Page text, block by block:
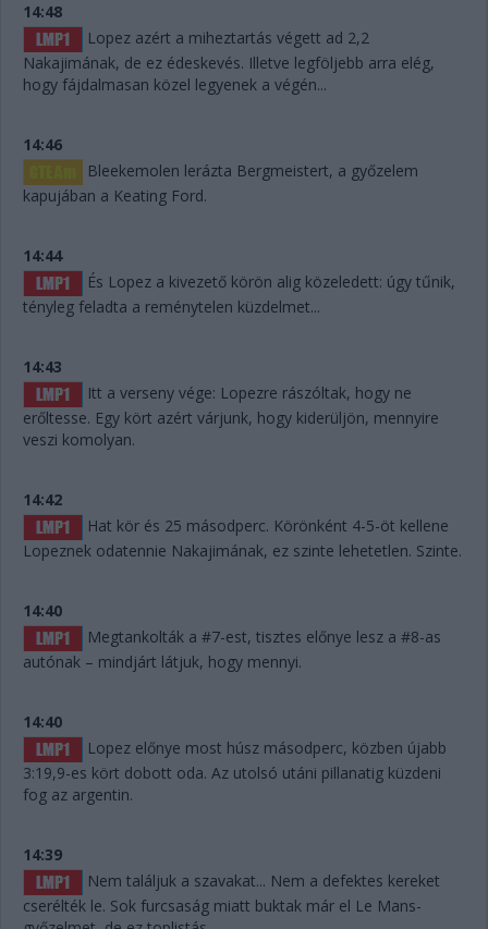
14:48
Lopez azért a miheztartás végett ad 2,2
Nakajimának, de ez édeskevés. Illetve legföljebb arra elég,
hogy fájdalmasan közel legyenek a végén...
14:46
Bleekemolen lerázta Bergmeistert, a győzelem
kapujában a Keating Ford.
14:44
És Lopez a kivezető körön alig közeledett: úgy tűnik,
tényleg feladta a reménytelen küzdelmet...
14:43
Itt a verseny vége: Lopezre rászóltak, hogy ne
erőltesse. Egy kört azért várjunk, hogy kiderüljön, mennyire
veszi komolyan.
14:42
Hat kör és 25 másodperc. Körönként 4-5-öt kellene
Lopeznek odatennie Nakajimának, ez szinte lehetetlen. Szinte.
14:40
Megtankolták a #7-est, tisztes előnye lesz a #8-as
autónak – mindjárt látjuk, hogy mennyi.
14:40
Lopez előnye most húsz másodperc, közben újabb
3:19,9-es kört dobott oda. Az utolsó utáni pillanatig küzdeni
fog az argentin.
14:39
Nem találjuk a szavakat... Nem a defektes kereket
cserélték le. Sok furcsaság miatt buktak már el Le Mans-